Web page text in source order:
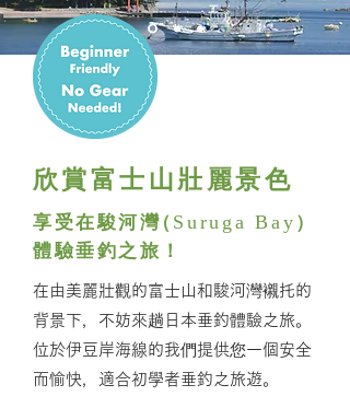
欣賞富士山壯麗景色
享受在駿河灣（ Suruga Bay ）
體驗垂釣之旅！
在由美麗壯觀的富士山和駿河灣襯托的
背景下，不妨來趟日本垂釣體驗之旅。
位於伊豆岸海線的我們提供您一個安全
而愉快，適合初學者垂釣之旅遊。